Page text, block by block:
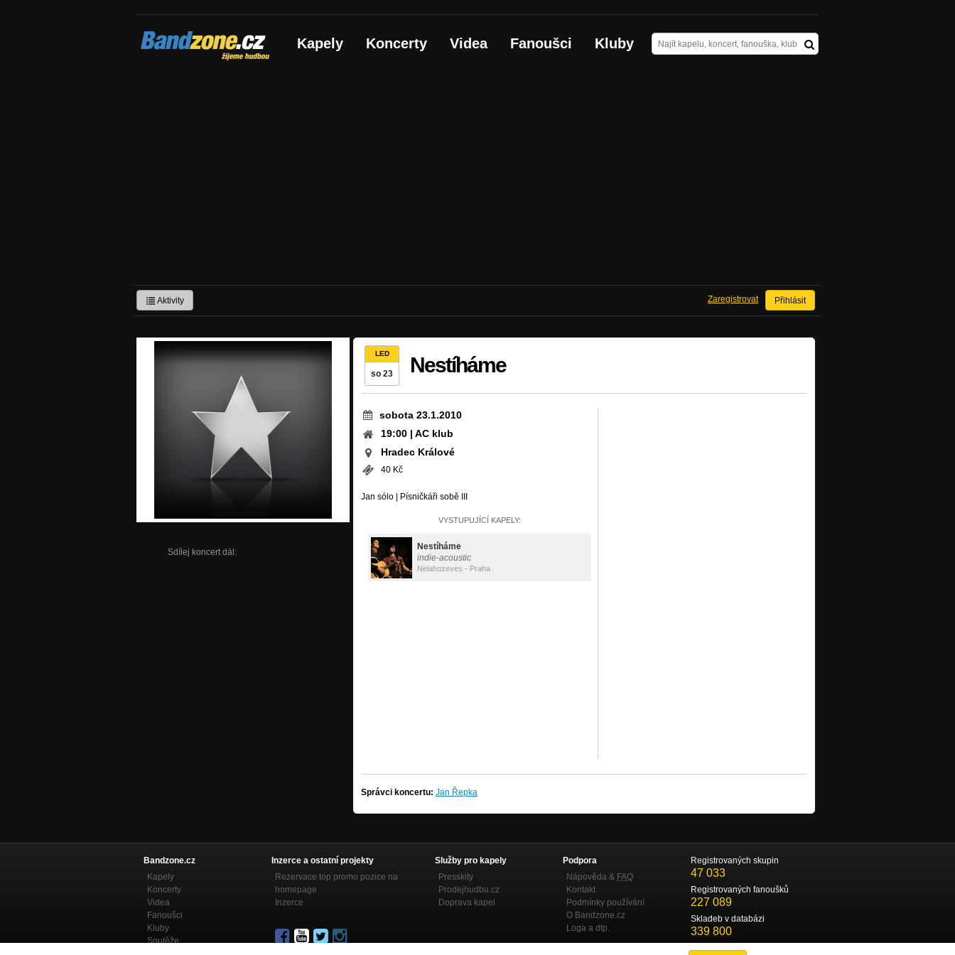
Bandzone.cz
žijeme hudbou Kapely Koncerty Videa Fanoušci Kluby
Aktivity Přihlásit
Zaregistrovat
Sdílej koncert dál:
LED
so 23 Nestíháme
sobota 23.1.2010
19:00 | AC klub
Hradec Králové
40 Kč
Jan sólo | Písničkáři sobě III
VYSTUPUJÍCÍ KAPELY:
Nestíháme
indie-acoustic
Nelahozeves - Praha
Správci koncertu: Jan Řepka
Bandzone.cz
Kapely
Koncerty
Videa
Fanoušci
Kluby
Soutěže
Inzerce a ostatní projekty
Rezervace top promo pozice na
homepage
Inzerce
Služby pro kapely
Presskity
Prodejhudbu.cz
Doprava kapel
Podpora
Nápověda & FAQ
Kontakt
Podmínky používání
O Bandzone.cz
Loga a dtp.
Registrovaných skupin
47 033
Registrovaných fanoušků
227 089
Skladeb v databázi
339 800